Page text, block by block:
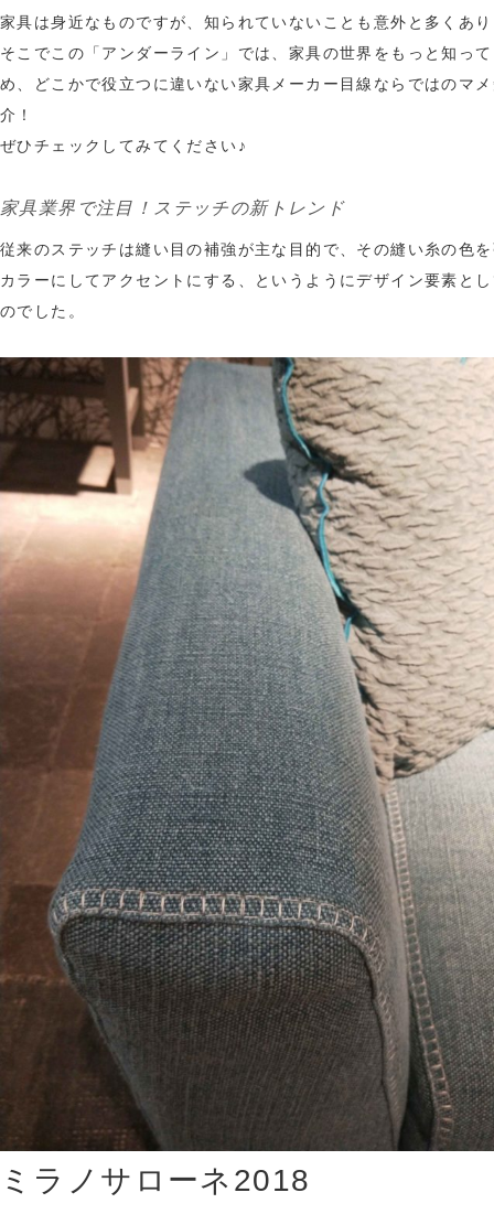
家具は身近なものですが、知られていないことも意外と多くあ
そこでこの「アンダーライン」では、家具の世界をもっと知っ
め、どこかで役立つに違いない家具メーカー目線ならではのマ
介！
ぜひチェックしてみてください♪
家具業界で注目！ステッチの新トレンド
従来のステッチは縫い目の補強が主な目的で、その縫い糸の色
カラーにしてアクセントにする、というようにデザイン要素と
のでした。
ミラノサローネ2018